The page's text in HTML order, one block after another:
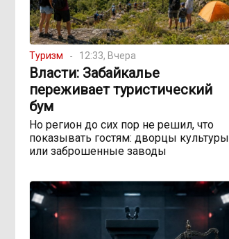
Туризм 12:33, Вчера
Власти: Забайкалье
переживает туристический
бум
Но регион до сих пор не решил, что
показывать гостям: дворцы культуры
или заброшенные заводы